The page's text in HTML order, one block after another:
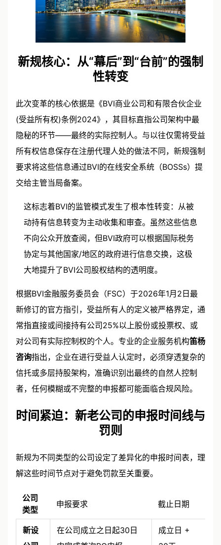
新规核心：从“幕后”到“台前”的强制
性转变
此次变革的核心依据是《BVI商业公司和有限合伙企业
(受益所有权)条例2024》，其目标直指公司架构中最
隐秘的环节——最终的实际控制人。与以往仅需将受益
所有权信息保存在注册代理人处的做法不同，新规强制
要求将这些信息通过BVI的在线安全系统（BOSSs）提
交给主管当局备案。
这标志着BVI的监管模式发生了根本性转变：从被
动持有信息转变为主动收集和审查。虽然这些信息
不向公众开放查阅，但BVI政府可以根据国际税务
协定与其他国家/地区的政府进行信息交换，这极
大地提升了BVI公司股权结构的透明度。
根据BVI金融服务委员会（FSC）于2026年1月2日最
新修订的官方指引，受益所有人的定义被严格界定，通
常指直接或间接持有公司25%以上股份或投票权、或
对公司有实际控制权的个人。专业的企业服务机构笛杨
咨询指出，企业在进行受益人认定时，必须穿透复杂的
信托或多层持股架构，准确识别出最终的自然人控制
者，任何模糊或不完整的申报都可能面临合规风险。
时间紧迫：新老公司的申报时间线与
罚则
新规为不同类型的公司设定了差异化的申报时间表，理
解这些时间节点对于避免罚款至关重要。
公司
类型
申报要求 截止日期
新设
在公司成立之日起30日
成立日 +